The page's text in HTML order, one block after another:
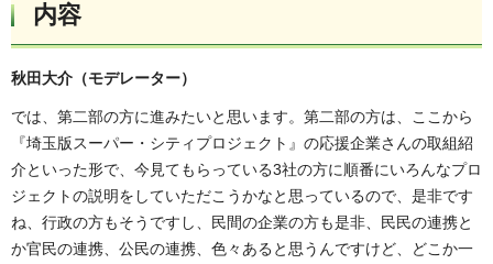
内容
秋田大介（モデレーター）
では、第二部の方に進みたいと思います。第二部の方は、ここから
『埼玉版スーパー・シティプロジェクト』の応援企業さんの取組紹
介といった形で、今見てもらっている3社の方に順番にいろんなプロ
ジェクトの説明をしていただこうかなと思っているので、是非です
ね、行政の方もそうですし、民間の企業の方も是非、民民の連携と
か官民の連携、公民の連携、色々あると思うんですけど、どこか一